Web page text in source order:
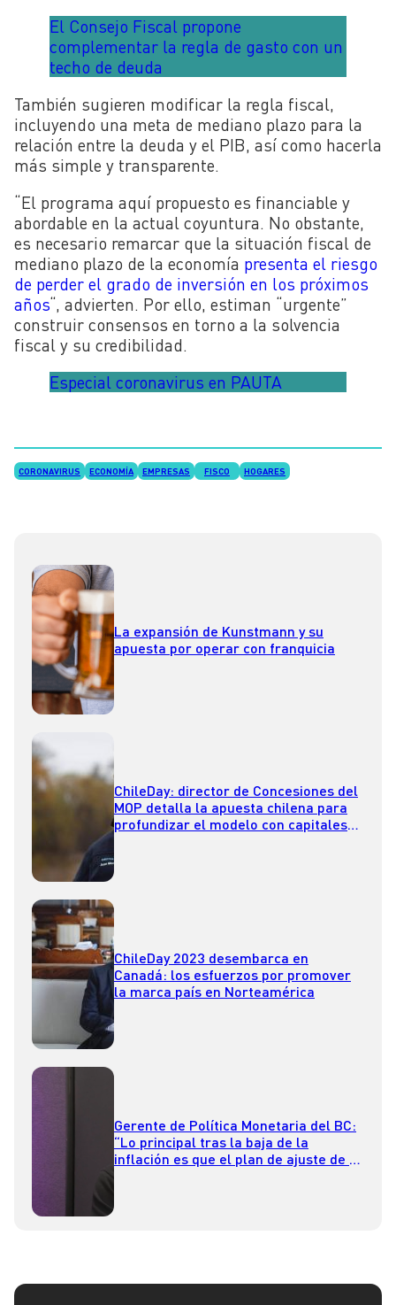
El Consejo Fiscal propone
complementar la regla de gasto con un
techo de deuda
También sugieren modificar la regla fiscal,
incluyendo una meta de mediano plazo para la
relación entre la deuda y el PIB, así como hacerla
más simple y transparente.
“El programa aquí propuesto es financiable y
abordable en la actual coyuntura. No obstante,
es necesario remarcar que la situación fiscal de
mediano plazo de la economía presenta el riesgo
de perder el grado de inversión en los próximos
años“, advierten. Por ello, estiman “urgente”
construir consensos en torno a la solvencia
fiscal y su credibilidad.
Especial coronavirus en PAUTA
CORONAVIRUS ECONOMÍA EMPRESAS FISCO HOGARES
La expansión de Kunstmann y su
apuesta por operar con franquicia
ChileDay: director de Concesiones del
MOP detalla la apuesta chilena para
profundizar el modelo con capitales
ChileDay 2023 desembarca en
Canadá: los esfuerzos por promover
la marca país en Norteamérica
Gerente de Política Monetaria del BC:
“Lo principal tras la baja de la
inflación es que el plan de ajuste de la